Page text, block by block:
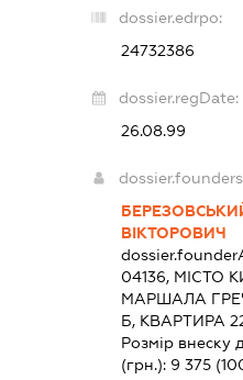
dossier.edrpo:
24732386
dossier.regDate:
26.08.99
ВІКТОРОВИЧ
04136, МІСТО
МАРШАЛА
Б, КВАРТИРА
Розмір внеску
(грн.): 9 375